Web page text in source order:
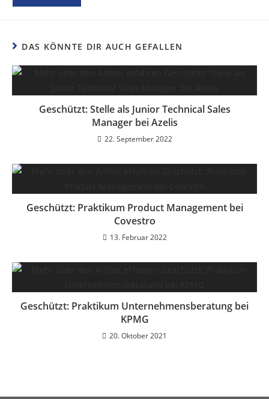
DAS KÖNNTE DIR AUCH GEFALLEN
Geschützt: Stelle als Junior Technical Sales
Manager bei Azelis
22. September 2022
Geschützt: Praktikum Product Management bei
Covestro
13. Februar 2022
Geschützt: Praktikum Unternehmensberatung bei
KPMG
20. Oktober 2021